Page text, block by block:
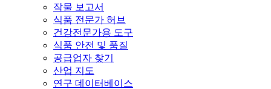
작물 보고서
식품 전문가 허브
건강전문가용 도구
식품 안전 및 품질
공급업자 찾기
산업 지도
연구 데이터베이스